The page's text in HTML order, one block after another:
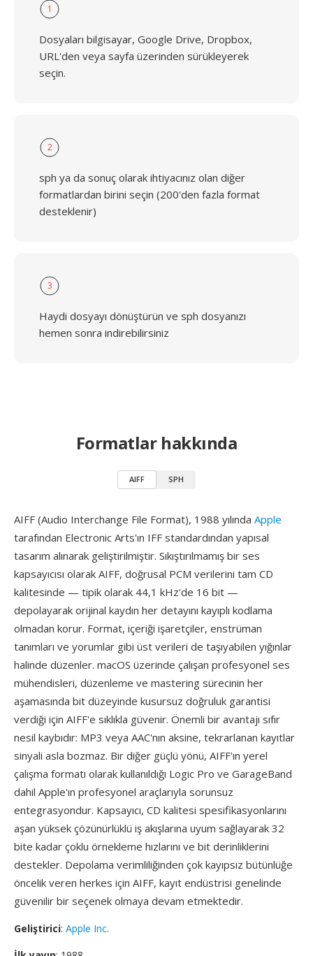
1
Dosyaları bilgisayar, Google Drive, Dropbox,
URL'den veya sayfa üzerinden sürükleyerek
seçin.
2
sph ya da sonuç olarak ihtiyacınız olan diğer
formatlardan birini seçin (200'den fazla format
desteklenir)
3
Haydi dosyayı dönüştürün ve sph dosyanızı
hemen sonra indirebilirsiniz
Formatlar hakkında
AIFF SPH
AIFF (Audio Interchange File Format), 1988 yılında Apple
tarafından Electronic Arts'ın IFF standardından yapısal
tasarım alınarak geliştirilmiştir. Sıkıştırılmamış bir ses
kapsayıcısı olarak AIFF, doğrusal PCM verilerini tam CD
kalitesinde — tipik olarak 44,1 kHz'de 16 bit —
depolayarak orijinal kaydın her detayını kayıplı kodlama
olmadan korur. Format, içeriği işaretçiler, enstrüman
tanımları ve yorumlar gibi üst verileri de taşıyabilen yığınlar
halinde düzenler. macOS üzerinde çalışan profesyonel ses
mühendisleri, düzenleme ve mastering sürecinin her
aşamasında bit düzeyinde kusursuz doğruluk garantisi
verdiği için AIFF'e sıklıkla güvenir. Önemli bir avantajı sıfır
nesil kaybıdır: MP3 veya AAC'nın aksine, tekrarlanan kayıtlar
sinyali asla bozmaz. Bir diğer güçlü yönü, AIFF'ın yerel
çalışma formatı olarak kullanıldığı Logic Pro ve GarageBand
dahil Apple'ın profesyonel araçlarıyla sorunsuz
entegrasyondur. Kapsayıcı, CD kalitesi spesifikasyonlarını
aşan yüksek çözünürlüklü iş akışlarına uyum sağlayarak 32
bite kadar çoklu örnekleme hızlarını ve bit derinliklerini
destekler. Depolama verimliliğinden çok kayıpsız bütünlüğe
öncelik veren herkes için AIFF, kayıt endüstrisi genelinde
güvenilir bir seçenek olmaya devam etmektedir.
Geliştirici: Apple Inc.